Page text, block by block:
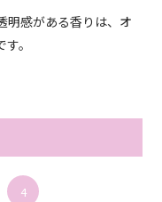
明感がある香りは、オ
。
4